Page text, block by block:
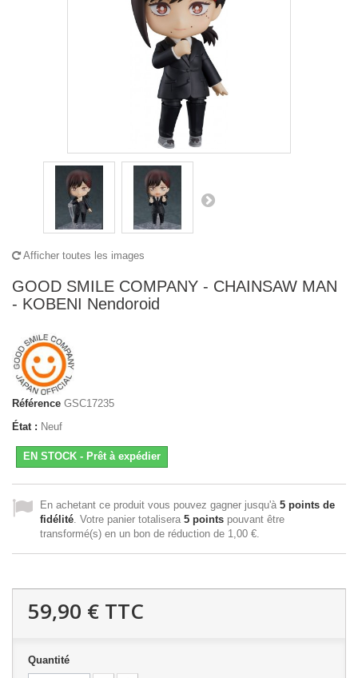
Afficher toutes les images
GOOD SMILE COMPANY - CHAINSAW MAN
- KOBENI Nendoroid
Référence GSC17235
État : Neuf
EN STOCK - Prêt à expédier
En achetant ce produit vous pouvez gagner jusqu'à 5 points de
fidélité . Votre panier totalisera 5 points pouvant être
transformé(s) en un bon de réduction de 1,00 €
59,90 € TTC
Quantité